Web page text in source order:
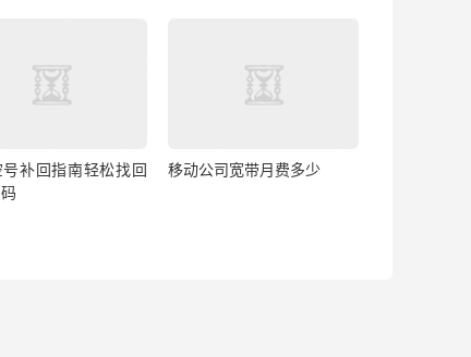
补回指南轻松找回
移动公司宽带月费多少